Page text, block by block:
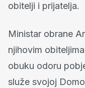
obitelji i prijatelja.
Ministar obrane
njihovim
obuku odoru
služe svojoj